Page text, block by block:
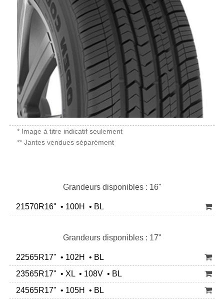
* Image à titre indicatif seulement
** Jantes vendues séparément
Grandeurs disponibles : 16"
21570R16" • 100H • BL
Grandeurs disponibles : 17"
22565R17" • 102H • BL
23565R17" • XL • 108V • BL
24565R17" • 105H • BL